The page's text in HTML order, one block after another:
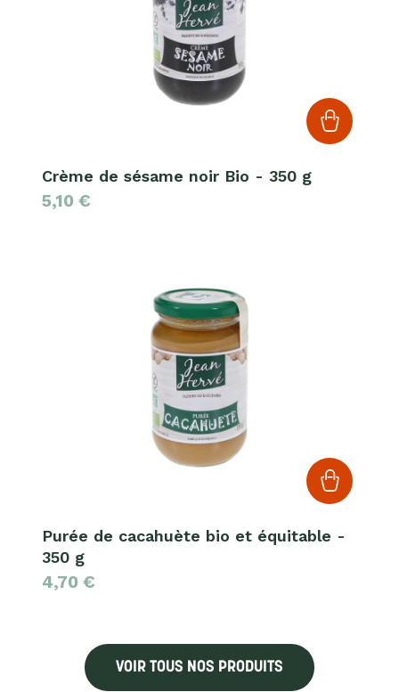
Crème de sésame noir Bio - 350 g
5,10 €
Purée de cacahuète bio et équitable -
350 g
4,70 €
VOIR TOUS NOS PRODUITS